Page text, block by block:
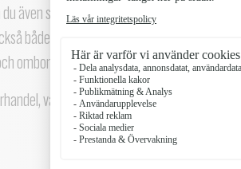
även skicka Blommogram till
både blommande och gröna
ombonad oas.
varmt välkommen till oss!